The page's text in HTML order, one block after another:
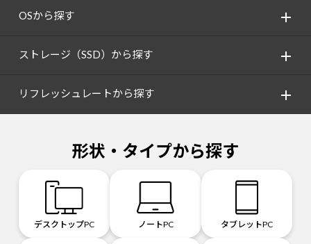
OSから探す
ストレージ（SSD）から探す
リフレッシュレートから探す
形状・タイプから探す
デスクトップPC ノートPC タブレットPC